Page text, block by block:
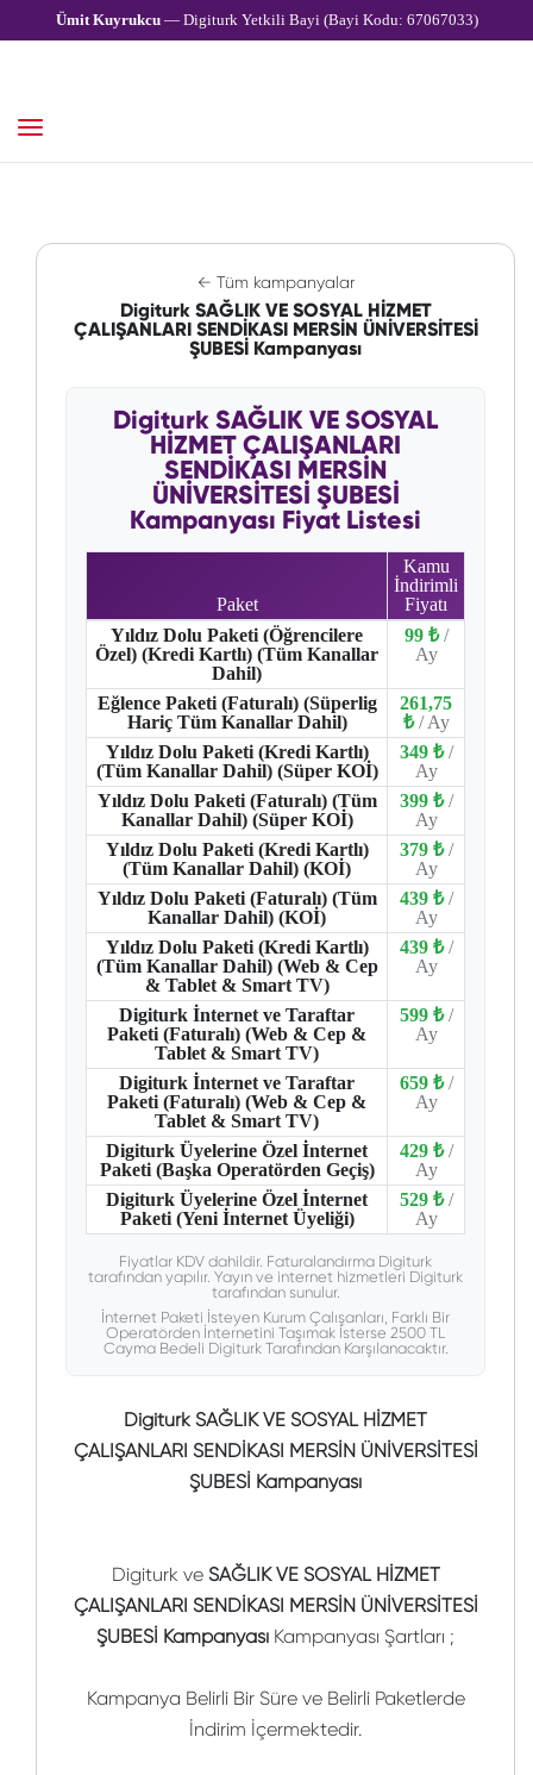
Ümit Kuyrukcu— Digiturk Yetkili Bayi (Bayi Kodu: 67067033)
← Tüm kampanyalar
Digiturk SAĞLIK VE SOSYAL HİZMET
ÇALIŞANLARI SENDİKASI MERSİN ÜNİVERSİTESİ
ŞUBESİ Kampanyası
Digiturk SAĞLIK VE SOSYAL
HİZMET ÇALIŞANLARI
SENDİKASI MERSİN
ÜNİVERSİTESİ ŞUBESİ
Kampanyası Fiyat Listesi
Paket
Kamu
İndirimli
Fiyatı
Yıldız Dolu Paketi (Öğrencilere
Özel) (Kredi Kartlı) (Tüm Kanallar
Dahil)
99 ₺ /
Ay
Eğlence Paketi (Faturalı) (Süperlig
Hariç Tüm Kanallar Dahil)
261,75
₺ / Ay
Yıldız Dolu Paketi (Kredi Kartlı)
(Tüm Kanallar Dahil) (Süper KOİ)
349 ₺ /
Ay
Yıldız Dolu Paketi (Faturalı) (Tüm
Kanallar Dahil) (Süper KOİ)
399 ₺ /
Ay
Yıldız Dolu Paketi (Kredi Kartlı)
(Tüm Kanallar Dahil) (KOİ)
379 ₺ /
Ay
Yıldız Dolu Paketi (Faturalı) (Tüm
Kanallar Dahil) (KOİ)
439 ₺ /
Ay
Yıldız Dolu Paketi (Kredi Kartlı)
(Tüm Kanallar Dahil) (Web & Cep
& Tablet & Smart TV)
439 ₺ /
Ay
Digiturk İnternet ve Taraftar
Paketi (Faturalı) (Web & Cep &
Tablet & Smart TV)
599 ₺ /
Ay
Digiturk İnternet ve Taraftar
Paketi (Faturalı) (Web & Cep &
Tablet & Smart TV)
659 ₺ /
Ay
Digiturk Üyelerine Özel İnternet
Paketi (Başka Operatörden Geçiş)
429 ₺ /
Ay
Digiturk Üyelerine Özel İnternet
Paketi (Yeni İnternet Üyeliği)
529 ₺ /
Ay
Fiyatlar KDV dahildir. Faturalandırma Digiturk
tarafından yapılır. Yayın ve internet hizmetleri Digiturk
tarafından sunulur.
İnternet Paketi İsteyen Kurum Çalışanları, Farklı Bir
Operatörden İnternetini Taşımak İsterse 2500 TL
Cayma Bedeli Digiturk Tarafından Karşılanacaktır.
Digiturk SAĞLIK VE SOSYAL HİZMET
ÇALIŞANLARI SENDİKASI MERSİN ÜNİVERSİTESİ
ŞUBESİ Kampanyası
Digiturk ve SAĞLIK VE SOSYAL HİZMET
ÇALIŞANLARI SENDİKASI MERSİN ÜNİVERSİTESİ
ŞUBESİ Kampanyası Kampanyası Şartları ;
Kampanya Belirli Bir Süre ve Belirli Paketlerde
İndirim İçermektedir.